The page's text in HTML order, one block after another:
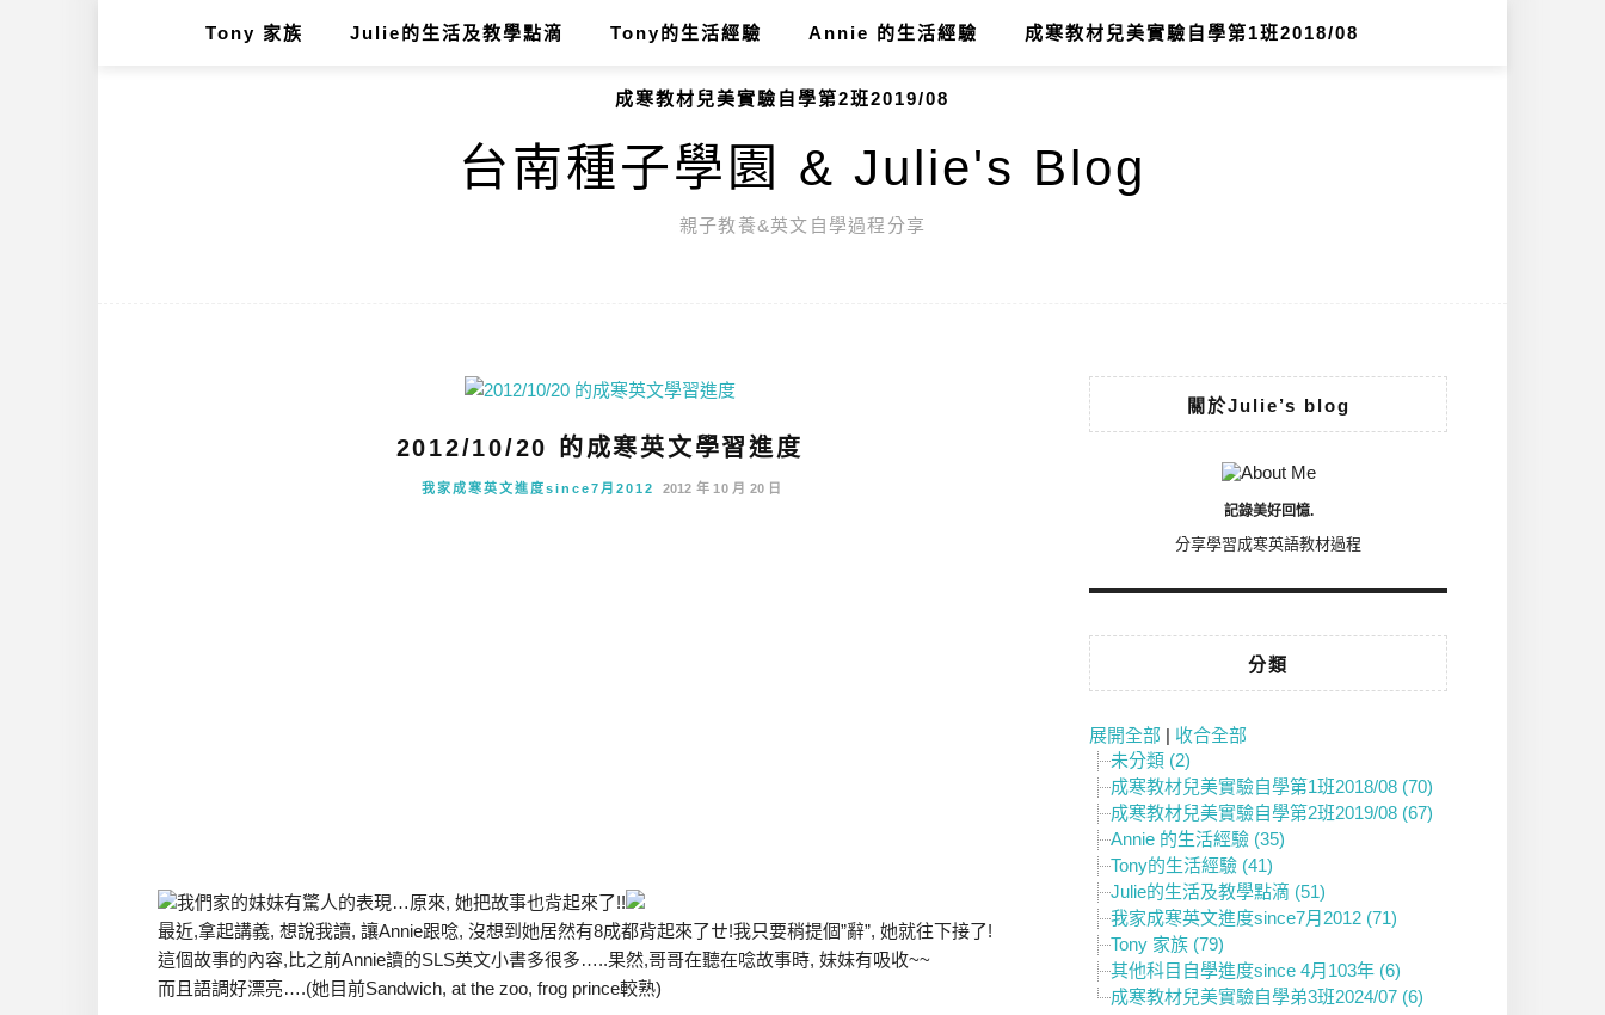
Tony 家族 Julie的生活及教學點滴 Tony的生活經驗 Annie 的生活經驗 成寒教材兒美實驗自學第1班2018/08
成寒教材兒美實驗自學第2班2019/08
台南種子學園 & Julie's Blog
親子教養&英文自學過程分享
2012/10/20 的成寒英文學習進度
我家成寒英文進度since7月2012 2012 年 10 月 20 日
我們家的妹妹有驚人的表現…原來, 她把故事也背起來了!!
最近,拿起講義, 想說我讀, 讓Annie跟唸, 沒想到她居然有8成都背起來了ㄝ!我只要稍提個”辭”, 她就往下接了!
這個故事的內容,比之前Annie讀的SLS英文小書多很多…..果然,哥哥在聽在唸故事時, 妹妹有吸收~~
而且語調好漂亮….(她目前Sandwich, at the zoo, frog prince較熟)
關於Julie’s blog
記錄美好回憶.
分享學習成寒英語教材過程
分類
展開全部 | 收合全部
未分類 (2)
成寒教材兒美實驗自學第1班2018/08 (70)
成寒教材兒美實驗自學第2班2019/08 (67)
Annie 的生活經驗 (35)
Tony的生活經驗 (41)
Julie的生活及教學點滴 (51)
我家成寒英文進度since7月2012 (71)
Tony 家族 (79)
其他科目自學進度since 4月103年 (6)
成寒教材兒美實驗自學弟3班2024/07 (6)